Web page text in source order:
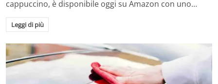
cappuccino, è disponibile oggi su Amazon con uno…
Leggi di più